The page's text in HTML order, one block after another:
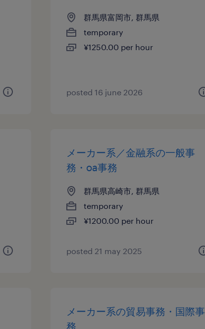
群馬県富岡市, 群馬県
temporary
¥1250.00 per hour
posted 16 june 2026
メーカー系／金融系の一般事
務・oa事務
群馬県高崎市, 群馬県
temporary
¥1200.00 per hour
posted 21 may 2025
メーカー系の貿易事務・国際事
務